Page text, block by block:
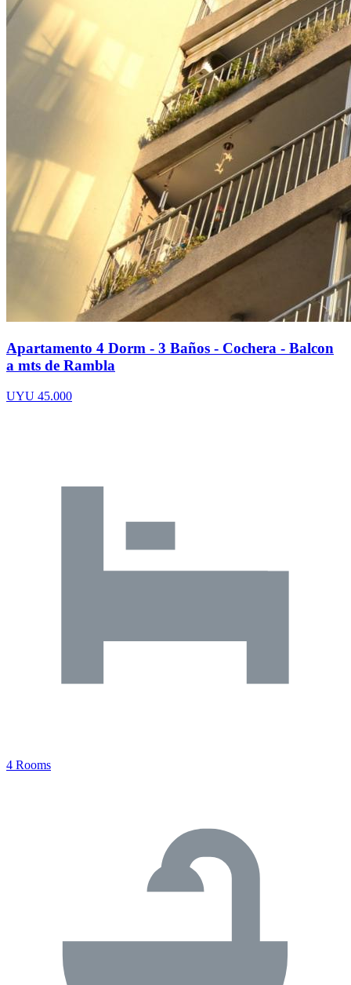
Apartamento 4 Dorm - 3 Baños - Cochera - Balcon
a mts de Rambla
UYU 45.000
4 Rooms